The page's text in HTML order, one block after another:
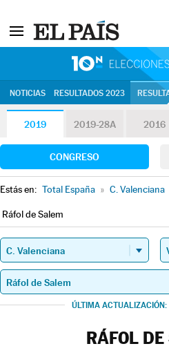
NOTICIAS RESULTADOS 2023
2019 2019-28A 2016
CONGRESO
Estás en: Total España » C. Valenciana
Ráfol de Salem
ÚLTIMA ACTUALIZACIÓN:
RÁFOL